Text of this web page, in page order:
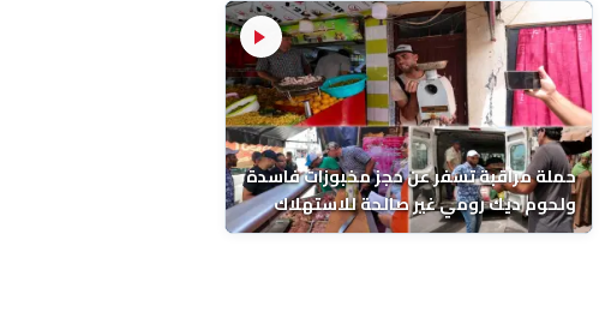
حملة مراقبة تسفر عن حجز مخبوزات فاسدة
ولحوم ديك رومي غير صالحة للاستهلاك
بالحي الحسني